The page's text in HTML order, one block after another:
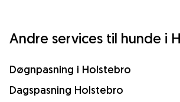
Andre services til hunde i
Døgnpasning i Holstebro
Dagspasning Holstebro